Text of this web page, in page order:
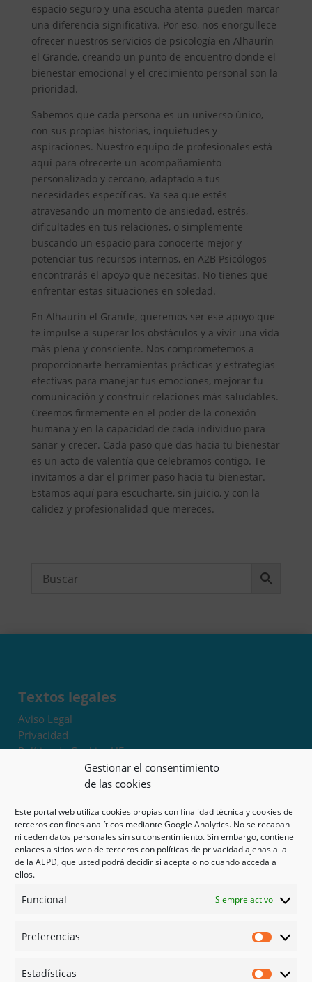
Gestionar el consentimiento
de las cookies
Este portal web utiliza cookies propias con finalidad técnica y cookies de
terceros con fines analíticos mediante Google Analytics. No se recaban
ni ceden datos personales sin su consentimiento. Sin embargo, contiene
enlaces a sitios web de terceros con políticas de privacidad ajenas a la
de la AEPD, que usted podrá decidir si acepta o no cuando acceda a
ellos.
Funcional Siempre activo
Preferencias
Estadísticas
espacio seguro y una escucha atenta pueden marcar
una diferencia significativa. Por eso, nos enorgullece
ofrecer nuestros servicios de psicología en Alhaurín
el Grande, creando un punto de encuentro donde el
bienestar emocional y el crecimiento personal son la
prioridad.
Sabemos que cada persona es un universo único,
con sus propias historias, inquietudes y
aspiraciones. Nuestro equipo de profesionales está
aquí para ofrecerte un acompañamiento
personalizado y cercano, adaptado a tus
necesidades específicas. Ya sea que estés
atravesando un momento de ansiedad, estrés,
dificultades en tus relaciones, o simplemente
buscando un espacio para conocerte mejor y
potenciar tus recursos internos, en A2B Psicólogos
encontrarás el apoyo que necesitas. No tienes que
enfrentar estas situaciones en soledad.
En Alhaurín el Grande, queremos ser ese apoyo que
te impulse a superar los obstáculos y a vivir una vida
más plena y consciente. Nos comprometemos a
proporcionarte herramientas prácticas y estrategias
efectivas para manejar tus emociones, mejorar tu
comunicación y construir relaciones más saludables.
Creemos firmemente en el poder de la conexión
humana y en la capacidad de cada individuo para
sanar y crecer. Cada paso que das hacia tu bienestar
es un acto de valentía que celebramos contigo. Te
invitamos a dar el primer paso hacia tu bienestar.
Estamos aquí para escucharte, sin juicio, y con la
calidez y profesionalidad que mereces.
Textos legales
Aviso Legal
Privacidad
Política de Cookies UE
Términos y condiciones
Exoneración de responsabilidad
Mapa del sitio
Mi cuenta
Tienda
Psicología en Murcia
Guías
Redes sociales
Instagram